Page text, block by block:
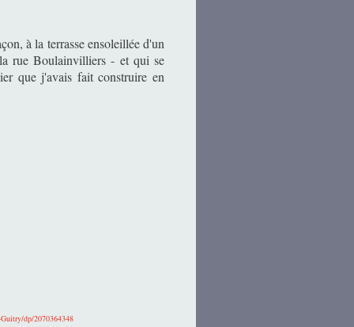
à la terrasse ensoleillée d'un
rue Boulainvilliers - et qui se
que j'avais fait construire en
dp/2070364348